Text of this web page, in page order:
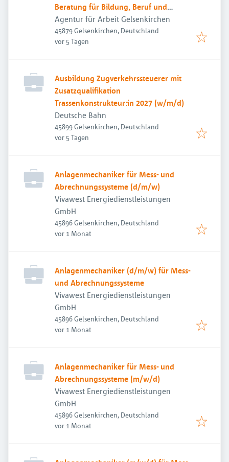
Beratung für Bildung, Beruf und
Beschäftigung
Agentur für Arbeit Gelsenkirchen
45879 Gelsenkirchen, Deutschland
Veröffentlicht
vor 5 Tagen
Ausbildung Zugverkehrssteuerer mit
Zusatzqualifikation
Trassenkonstrukteur:in 2027 (w/m/d)
Deutsche Bahn
45899 Gelsenkirchen, Deutschland
Veröffentlicht
vor 5 Tagen
Anlagenmechaniker für Mess- und
Abrechnungssysteme (d/m/w)
Vivawest Energiedienstleistungen
GmbH
45896 Gelsenkirchen, Deutschland
Veröffentlicht
vor 1 Monat
Anlagenmechaniker (d/m/w) für Mess-
und Abrechnungssysteme
Vivawest Energiedienstleistungen
GmbH
45896 Gelsenkirchen, Deutschland
Veröffentlicht
vor 1 Monat
Anlagenmechaniker für Mess- und
Abrechnungssysteme (m/w/d)
Vivawest Energiedienstleistungen
GmbH
45896 Gelsenkirchen, Deutschland
Veröffentlicht
vor 1 Monat